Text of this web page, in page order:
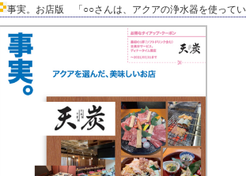
事実。お店版 「○○さんは、アクアの浄水器を使って